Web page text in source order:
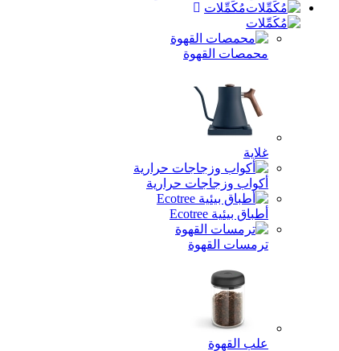
مُكَمِّلات
محمصات القهوة
غلاية
أكواب وزجاجات حرارية
أطباق بيئية Ecotree
ترمسات القهوة
علب القهوة